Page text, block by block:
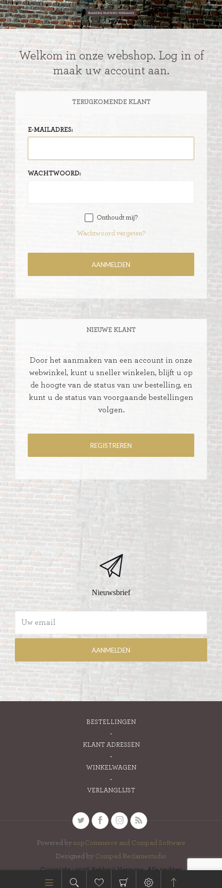
Welkom in onze webshop. Log in of
maak uw account aan.
TERUGKOMENDE KLANT
E-MAILADRES:
WACHTWOORD:
Onthoudt mij?
Wachtwoord vergeten?
NIEUWE KLANT
Door het aanmaken van een account in onze
webwinkel, kunt u sneller winkelen, blijft u op
de hoogte van de status van uw bestelling, en
kunt u de status van voorgaande bestellingen
volgen.
Nieuwsbrief
BESTELLINGEN
KLANT ADRESSEN
WINKELWAGEN
VERLANGLIJST
Powered by nopCommerce and Compad Software
Designed by Compad Reclamestudio
Copyright ; 2026 Bakkerij Hermans. Alle rechten
voorbehouden.